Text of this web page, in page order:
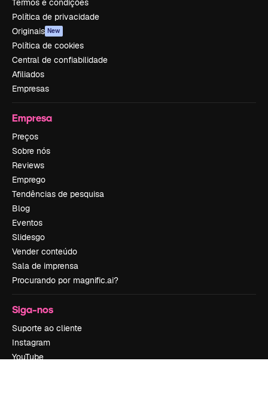
Termos e condições
Política de privacidade
Originais New
Política de cookies
Central de confiabilidade
Afiliados
Empresas
Empresa
Preços
Sobre nós
Reviews
Emprego
Tendências de pesquisa
Blog
Eventos
Slidesgo
Vender conteúdo
Sala de imprensa
Procurando por magnific.ai?
Siga-nos
Suporte ao cliente
Instagram
YouTube